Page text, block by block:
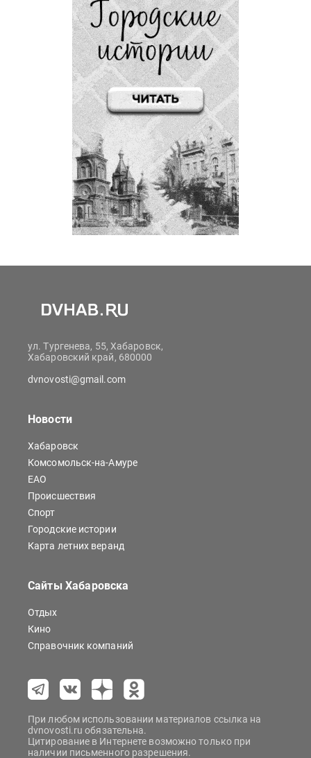
ул. Тургенева, 55, Хабаровск,
Хабаровский край, 680000
dvnovosti@gmail.com
Новости
Хабаровск
Комсомольск-на-Амуре
ЕАО
Происшествия
Спорт
Городские истории
Карта летних веранд
Сайты Хабаровска
Отдых
Кино
Справочник компаний
При любом использовании материалов ссылка на
dvnovosti.ru обязательна.
Цитирование в Интернете возможно только при
наличии письменного разрешения.